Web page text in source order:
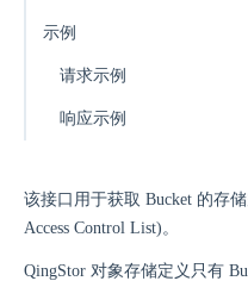
示例
请求示例
响应示例
该接口用于获取 Bucket 的存
Access Control List)。
QingStor 对象存储定义只有